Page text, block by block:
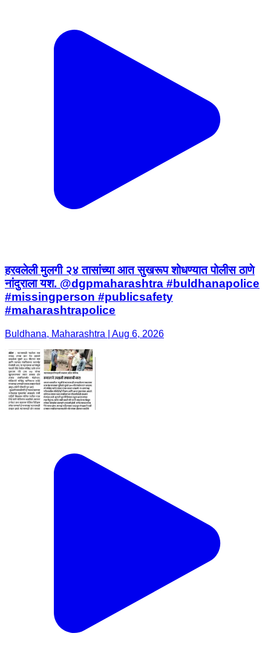
हरवलेली मुलगी २४ तासांच्या आत सुखरूप शोधण्यात पोलीस ठाणे
नांदुराला यश. @dgpmaharashtra #buldhanapolice
#missingperson #publicsafety
#maharashtrapolice
Buldhana, Maharashtra | Aug 6, 2026